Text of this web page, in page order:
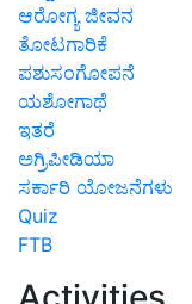
ಆರೋಗ್ಯ ಜೀವನ
ತೋಟಗಾರಿಕೆ
ಪಶುಸಂಗೋಪನೆ
ಯಶೋಗಾಥೆ
ಇತರೆ
ಅಗ್ರಿಪೀಡಿಯಾ
ಸರ್ಕಾರಿ ಯೋಜನೆಗಳು
Quiz
FTB